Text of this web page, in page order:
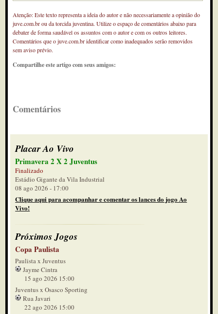
Atenção: Este texto representa a ideia do autor e não necessariamente a opinião do
juve.com.br ou da torcida juventina. Utilize o espaço de comentários abaixo para
debater de forma saudável os assuntos com o autor e com os outros leitores.
Comentários que o juve.com.br identificar como inadequados serão removidos
sem aviso prévio.
Compartilhe este artigo com seus amigos:
Comentários
Placar Ao Vivo
Primavera 2 X 2 Juventus
Finalizado
Estádio Gigante da Vila Industrial
08 ago 2026 - 17:00
Clique aqui para acompanhar e comentar os lances do jogo Ao
Vivo!
Próximos Jogos
Copa Paulista
Paulista x Juventus
Jayme Cintra
15 ago 2026 15:00
Juventus x Osasco Sporting
Rua Javari
22 ago 2026 15:00